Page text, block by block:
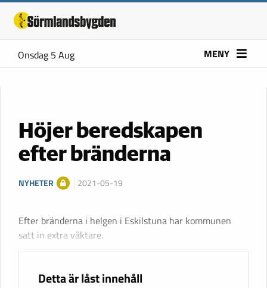
Onsdag 5 Aug MENY
Höjer beredskapen
efter bränderna
NYHETER 2021-05-19
Efter bränderna i helgen i Eskilstuna har kommunen
satt in extra väktare.
Detta är låst innehåll